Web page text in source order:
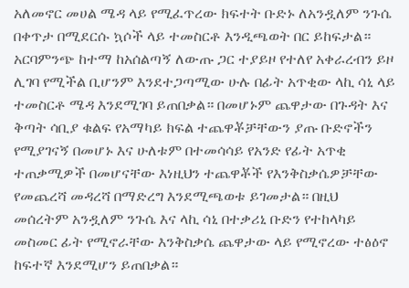
አለመኖር መሀል ሜዳ ላይ የሚፈጥረው ክፍተት ቡድኑ ለአንዷለም ንጉሴ
በቀጥታ በሚደርሱ ኳሶች ላይ ተመስርቶ እንዲጫወት በር ይከፍታል።
አርባምንጭ ከተማ ከአሰልጣኝ ለውጡ ጋር ተያይዞ የተለየ አቀራረብን ይዞ
ሊገባ የሚችል ቢሆንም እንደተጋጣሚው ሁሉ በፊት አጥቂው ላኪ ሳኒ ላይ
ተመስርቶ ሜዳ እንደሚገባ ይጠበቃል። በመሆኑም ጨዋታው በጉዳት እና
ቅጣት ሳቢያ ቁልፍ የአማካይ ክፍል ተጨዋቾቻቸውን ያጡ ቡድኖችን
የሚያገናኝ በመሆኑ እና ሁለቱም በተመሳሳይ የአንድ የፊት አጥቂ
ተጠቃሚዎች በመሆናቸው እነዚህን ተጨዋቾች የእንቅስቃሴዎቻቸው
የመጨረሻ መዳረሻ በማድረግ እንደሚጫወቱ ይገመታል። በዚህ
መሰረትም አንዷለም ንጉሴ እና ላኪ ሳኒ በተቃሪኒ ቡድን የተከላካይ
መስመር ፊት የሚኖራቸው እንቅስቃሴ ጨዋታው ላይ የሚኖረው ተፅዕኖ
ከፍተኛ እንደሚሆን ይጠበቃል።